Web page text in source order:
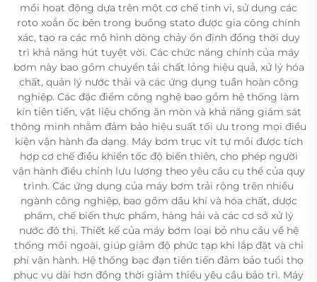
mồi hoạt động dựa trên một cơ chế tinh vi, sử dụng các
roto xoắn ốc bên trong buồng stato được gia công chính
xác, tạo ra các mô hình dòng chảy ổn định đồng thời duy
trì khả năng hút tuyệt vời. Các chức năng chính của máy
bơm này bao gồm chuyển tải chất lỏng hiệu quả, xử lý hóa
chất, quản lý nước thải và các ứng dụng tuần hoàn công
nghiệp. Các đặc điểm công nghệ bao gồm hệ thống làm
kín tiên tiến, vật liệu chống ăn mòn và khả năng giám sát
thông minh nhằm đảm bảo hiệu suất tối ưu trong mọi điều
kiện vận hành đa dạng. Máy bơm trục vít tự mồi được tích
hợp cơ chế điều khiển tốc độ biến thiên, cho phép người
vận hành điều chỉnh lưu lượng theo yêu cầu cụ thể của quy
trình. Các ứng dụng của máy bơm trải rộng trên nhiều
ngành công nghiệp, bao gồm dầu khí và hóa chất, dược
phẩm, chế biến thực phẩm, hàng hải và các cơ sở xử lý
nước đô thị. Thiết kế của máy bơm loại bỏ nhu cầu về hệ
thống mồi ngoài, giúp giảm độ phức tạp khi lắp đặt và chi
phí vận hành. Hệ thống bạc đạn tiên tiến đảm bảo tuổi thọ
phục vụ dài hơn đồng thời giảm thiểu yêu cầu bảo trì. Máy